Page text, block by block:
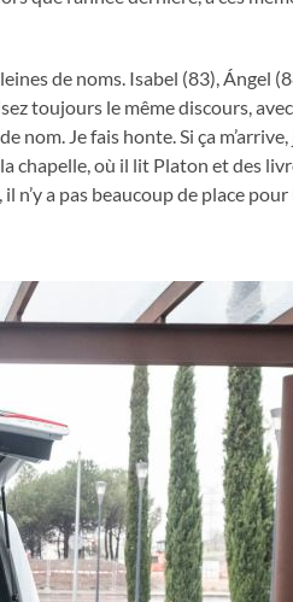
de noms. Isabel (83), Ángel
toujours le même discours,
nom. Je fais honte. Si ça m’arrive,
chapelle, où il lit Platon et des
n’y a pas beaucoup de place pour